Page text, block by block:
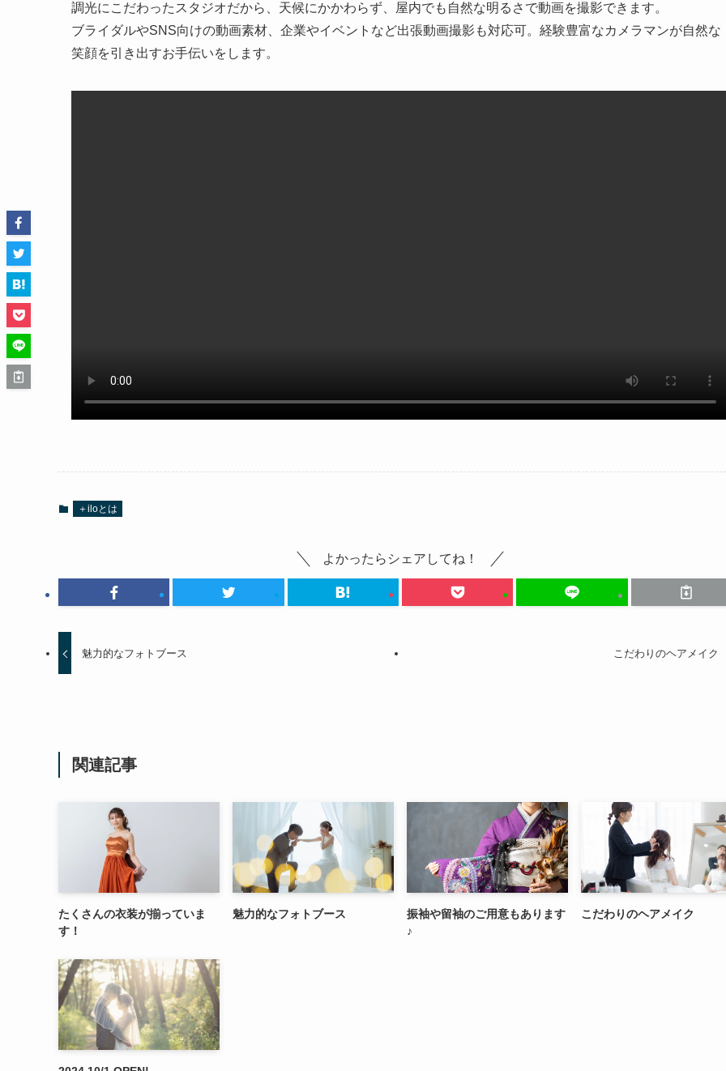
調光にこだわったスタジオだから、天候にかかわらず、屋内でも自然な明るさで動画を撮影できます。
ブライダルやSNS向けの動画素材、企業やイベントなど出張動画撮影も対応可。経験豊富なカメラマンが自然な
笑顔を引き出すお手伝いをします。
＋iloとは
よかったらシェアしてね！
魅力的なフォトブース こだわりのヘアメイク
関連記事
たくさんの衣装が揃っていま
す！
魅力的なフォトブース
振袖や留袖のご用意もあります
♪
こだわりのヘアメイク